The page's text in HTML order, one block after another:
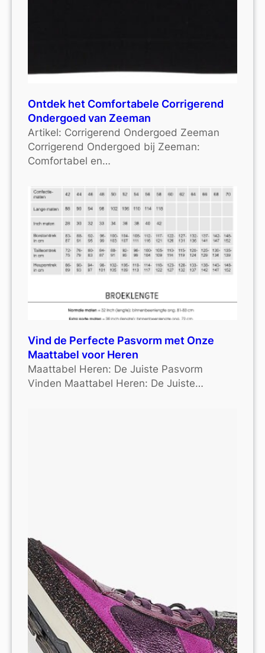
Ontdek het Comfortabele Corrigerend
Ondergoed van Zeeman
Artikel: Corrigerend Ondergoed Zeeman
Corrigerend Ondergoed bij Zeeman:
Comfortabel en…
Vind de Perfecte Pasvorm met Onze
Maattabel voor Heren
Maattabel Heren: De Juiste Pasvorm
Vinden Maattabel Heren: De Juiste…